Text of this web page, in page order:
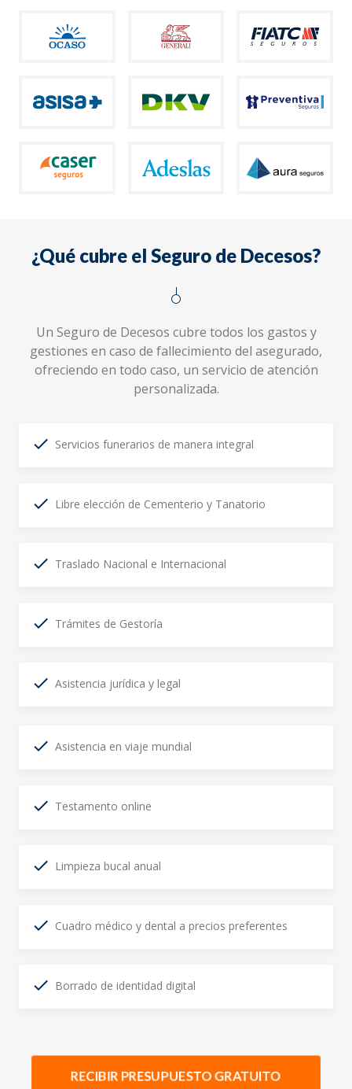
¿Qué cubre el Seguro de Decesos?
Un Seguro de Decesos cubre todos los gastos y
gestiones en caso de fallecimiento del asegurado,
ofreciendo en todo caso, un servicio de atención
personalizada.
Servicios funerarios de manera integral
Libre elección de Cementerio y Tanatorio
Traslado Nacional e Internacional
Trámites de Gestoría
Asistencia jurídica y legal
Asistencia en viaje mundial
Testamento online
Limpieza bucal anual
Cuadro médico y dental a precios preferentes
Borrado de identidad digital
RECIBIR PRESUPUESTO GRATUITO